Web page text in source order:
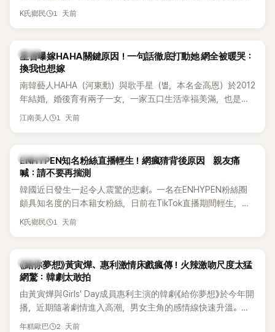
表示，當時選擇瀟灑放手，但如果同樣的事情現在再發生，「我
K氏鄉民 1 天前
韓星
星首曝嫁HAHA關鍵原因！一句話徹底打動她 網全被暖哭：
換我也想嫁
南韓藝人HAHA（河東勳）與歌手星（별，本名金高恩）於2012
年結婚，婚後育有兩子一女，一家五口生活幸福美滿，也是韓
國演藝圈公認的模範夫妻。近日，星首度公開當年決定嫁給
江南美人 1 天前
K-POP
ENHYPEN知名粉絲直播輕生！網瘋猜背後原因 親友痛
喊：請不要再揣測
韓國近日發生一起令人震驚的悲劇。一名在ENHYPEN粉絲圈
頗具知名度的日本籍女粉絲，日前在TikTok直播期間輕生，最
終不幸身亡，消息曝光後震驚韓網，也讓不少粉絲湧入社群平
K氏鄉民 1 天前
韓劇
《給你夢想》黃寅燁、惠利激情床戲瘋傳！火辣激吻尺度太猛
網驚：韓劇太敢拍
由黃寅燁與Girls' Day成員惠利主演的韓劇《給你夢想》於今年開
播，近期隨著劇情進入高潮，男女主角的感情線快速升溫。最
新播出的第8集不僅上演火辣吻戲，更接連出現床戲橋段，讓
年糕歐巴 2 天前